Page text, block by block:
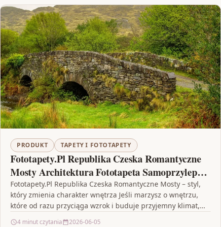
PRODUKT TAPETY I FOTOTAPETY
Fototapety.Pl Republika Czeska Romantyczne
Mosty Architektura Fototapeta Samoprzylepna
250x250cm Fizelina
Fototapety.Pl Republika Czeska Romantyczne Mosty – styl,
który zmienia charakter wnętrza Jeśli marzysz o wnętrzu,
które od razu przyciąga wzrok i buduje przyjemny klimat,…
4 minut czytania 2026-06-05